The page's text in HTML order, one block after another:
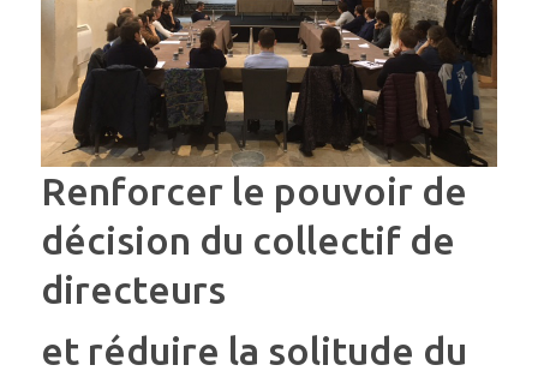
Renforcer le pouvoir de
décision du collectif de
directeurs
et réduire la solitude du